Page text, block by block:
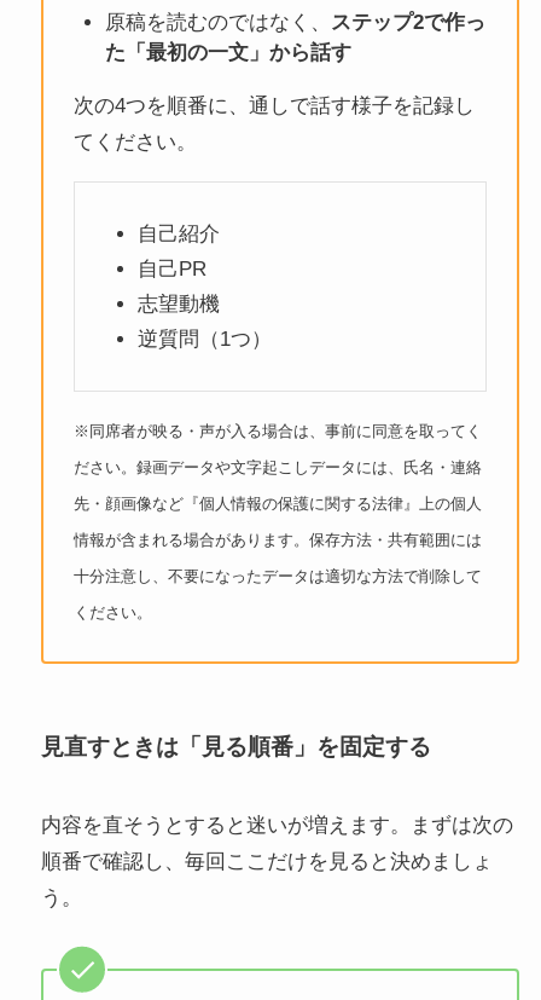
原稿を読むのではなく、 ステップ2で作っ
た「最初の一文」から話す
次の4つを順番に、通しで話す様子を記録し
てください。
自己紹介
自己PR
志望動機
逆質問（1つ）
※同席者が映る・声が入る場合は、事前に同意を取ってく
ださい。録画データや文字起こしデータには、氏名・連絡
先・顔画像など『個人情報の保護に関する法律』上の個人
情報が含まれる場合があります。保存方法・共有範囲には
十分注意し、不要になったデータは適切な方法で削除して
ください。
見直すときは「見る順番」を固定する
内容を直そうとすると迷いが増えます。まずは次の
順番で確認し、毎回ここだけを見ると決めましょ
う。